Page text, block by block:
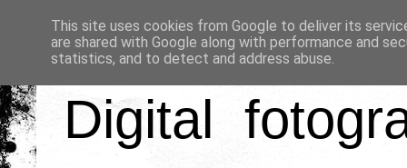
Digital
This site uses cookies from Google to deliver its
are shared with Google along with performance and
statistics, and to detect and address abuse.